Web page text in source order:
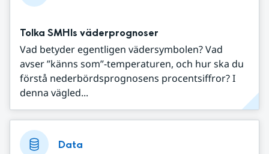
Tolka SMHIs väderprognoser
Vad betyder egentligen vädersymbolen? Vad
avser ”känns som”-temperaturen, och hur ska du
förstå nederbördsprognosens procentsiffror? I
denna vägled...
Data